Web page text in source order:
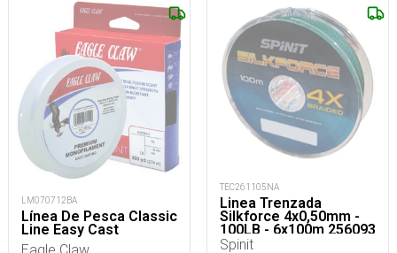
LM070712BA
Línea De Pesca Classic
Line Easy Cast
TEC261105NA
Linea Trenzada
Silkforce 4x0,50mm -
100LB - 6x100m 256093
Spinit